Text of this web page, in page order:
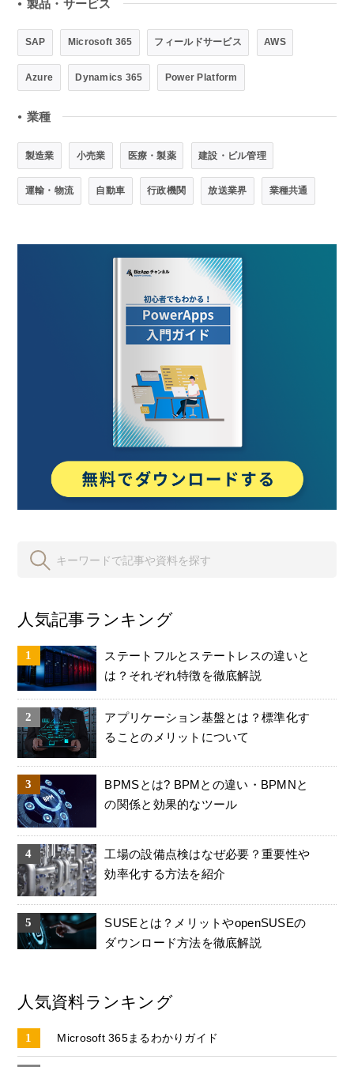
● 製品・サービス
SAP Microsoft 365 フィールドサービス AWS
Azure Dynamics 365 Power Platform
● 業種
製造業 小売業 医療・製薬 建設・ビル管理
運輸・物流 自動車 行政機関 放送業界 業種共通
人気記事ランキング
ステートフルとステートレスの違いと
は？それぞれ特徴を徹底解説
アプリケーション基盤とは？標準化す
ることのメリットについて
BPMSとは? BPMとの違い・BPMNと
の関係と効果的なツール
工場の設備点検はなぜ必要？重要性や
効率化する方法を紹介
SUSEとは？メリットやopenSUSEの
ダウンロード方法を徹底解説
人気資料ランキング
Microsoft 365まるわかりガイド